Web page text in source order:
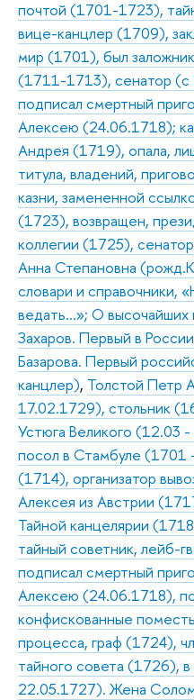
почтой (1701-1723),
вице-канцлер (1709),
мир (1701), был
(1711-1713), сенатор
подписал смертный
Алексею (24.06.1718);
Андрея (1719), опала,
титула, владений,
казни, замененной
(1723), возвращен,
коллегии (1725),
Анна Степановна
словари и справочники,
ведать…»; О высочайших
Захаров. Первый в
Базарова. Первый
канцлер), Толстой Петр
17.02.1729), стольник
Устюга Великого (12.03
посол в Стамбуле (1701
(1714), организатор
Алексея из Австрии
Тайной канцелярии
тайный советник, лейб-
подписал смертный
Алексею (24.06.1718),
конфискованные
процесса, граф (1724),
тайного совета (1726),
22.05.1727). Жена